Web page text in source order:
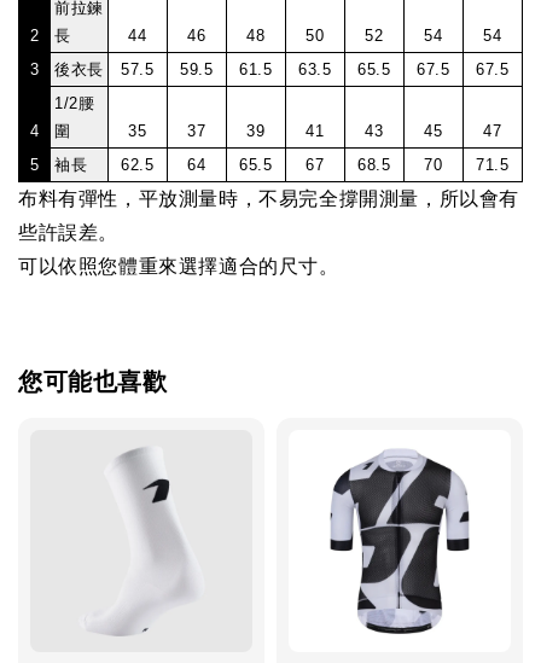
2
前拉鍊
長
44 46 48 50 52 54
54
3
後衣長 57.5 59.5 61.5 63.5 65.5 67.5 67.5
4
1/2腰
圍
35 37 39 41 43 45
47
5
袖長 62.5 64 65.5 67 68.5 70 71.5
布料有彈性，平放測量時，不易完全撐開測量，所以會有
些許誤差。
可以依照您體重來選擇適合的尺寸。
您可能也喜歡